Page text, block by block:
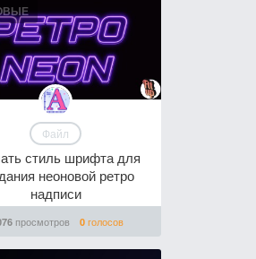
Файл
стиль шрифта для
неоновой ретро
надписи
просмотров 0голосов